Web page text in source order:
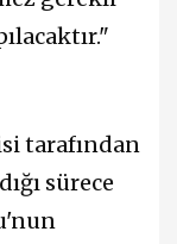
tarafından
sürece